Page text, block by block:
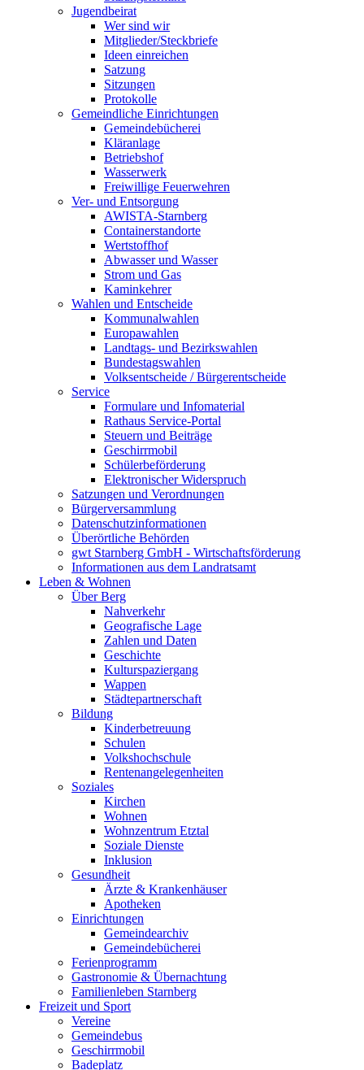
Jugendbeirat
Wer sind wir
Mitglieder/Steckbriefe
Ideen einreichen
Satzung
Sitzungen
Protokolle
Gemeindliche Einrichtungen
Gemeindebücherei
Kläranlage
Betriebshof
Wasserwerk
Freiwillige Feuerwehren
Ver- und Entsorgung
AWISTA-Starnberg
Containerstandorte
Wertstoffhof
Abwasser und Wasser
Strom und Gas
Kaminkehrer
Wahlen und Entscheide
Kommunalwahlen
Europawahlen
Landtags- und Bezirkswahlen
Bundestagswahlen
Volksentscheide / Bürgerentscheide
Service
Formulare und Infomaterial
Rathaus Service-Portal
Steuern und Beiträge
Geschirrmobil
Schülerbeförderung
Elektronischer Widerspruch
Satzungen und Verordnungen
Bürgerversammlung
Datenschutzinformationen
Überörtliche Behörden
gwt Starnberg GmbH - Wirtschaftsförderung
Informationen aus dem Landratsamt
Leben & Wohnen
Über Berg
Nahverkehr
Geografische Lage
Zahlen und Daten
Geschichte
Kulturspaziergang
Wappen
Städtepartnerschaft
Bildung
Kinderbetreuung
Schulen
Volkshochschule
Rentenangelegenheiten
Soziales
Kirchen
Wohnen
Wohnzentrum Etztal
Soziale Dienste
Inklusion
Gesundheit
Ärzte & Krankenhäuser
Apotheken
Einrichtungen
Gemeindearchiv
Gemeindebücherei
Ferienprogramm
Gastronomie & Übernachtung
Familienleben Starnberg
Freizeit und Sport
Vereine
Gemeindebus
Geschirrmobil
Badeplatz